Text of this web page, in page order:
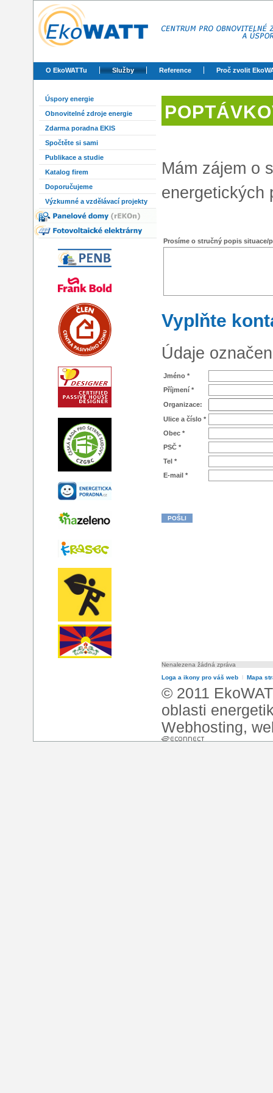
O EkoWATTu Služby Reference Proč zvolit
Úspory energie
Obnovitelné zdroje energie
Zdarma poradna EKIS
Spočtěte si sami
Publikace a studie
Katalog firem
Doporučujeme
Výzkumné a vzdělávací projekty
Mám zájem o
energetických
Prosíme o stručný popis situace/
Vyplňte
Údaje
Jméno *
Příjmení *
Organizace:
Ulice a číslo *
Obec *
PSČ *
Tel *
E-mail *
Nenalezena žádná zpráva
Loga a ikony pro váš web l Mapa
© 2011
oblasti
Webhosting,